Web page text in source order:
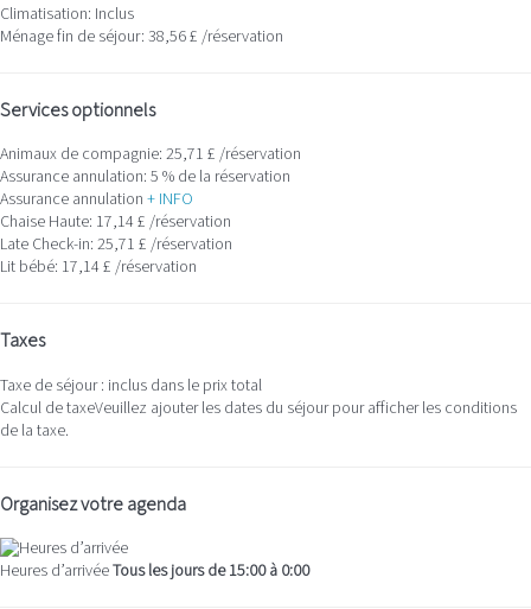
Climatisation: Inclus
Ménage fin de séjour: 38,56 £ /réservation
Services optionnels
Animaux de compagnie: 25,71 £ /réservation
Assurance annulation: 5 % de la réservation
Assurance annulation + INFO
Chaise Haute: 17,14 £ /réservation
Late Check-in: 25,71 £ /réservation
Lit bébé: 17,14 £ /réservation
Taxes
Taxe de séjour : inclus dans le prix total
Calcul de taxeVeuillez ajouter les dates du séjour pour afficher les conditions
de la taxe.
Organisez votre agenda
Heures d’arrivéeTous les jours de 15:00 à 0:00